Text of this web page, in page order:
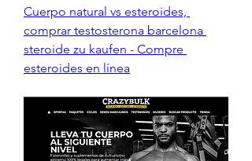
Cuerpo natural vs esteroides,
comprar testosterona barcelona
steroide zu kaufen - Compre
esteroides en línea